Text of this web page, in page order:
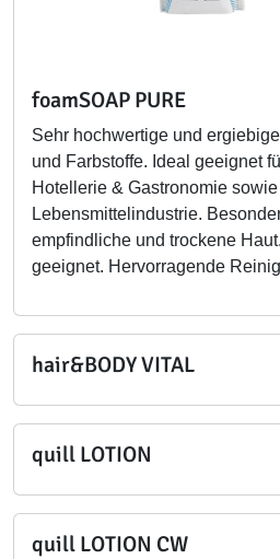
foamSOAP PURE
Sehr hochwertige und
und Farbstoffe. Ideal geeignet
Hotellerie & Gastronomie
Lebensmittelindustrie.
empfindliche und trockene
geeignet. Hervorragende
hair&BODY VITAL
quill LOTION
quill LOTION CW